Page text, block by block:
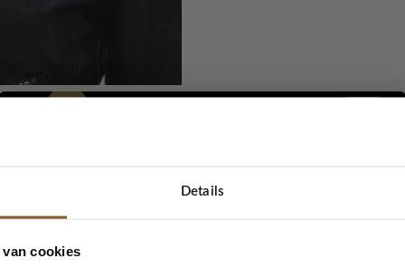
Details
cookies